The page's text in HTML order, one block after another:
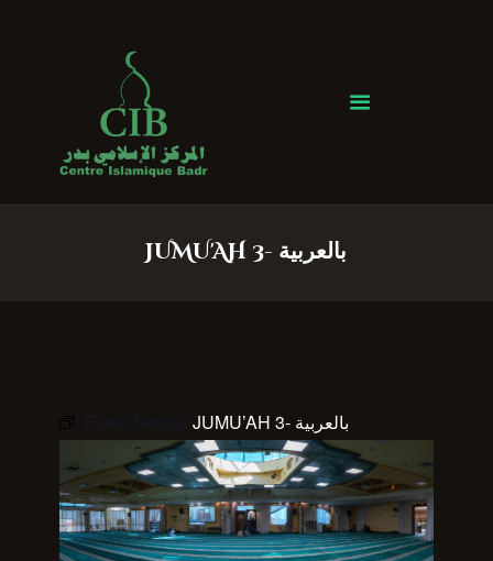
JUMU'AH 3- بالعربية
Centre Islamique Badr
Accueil
À propos
Event Series: JUMU’AH 3- بالعربية